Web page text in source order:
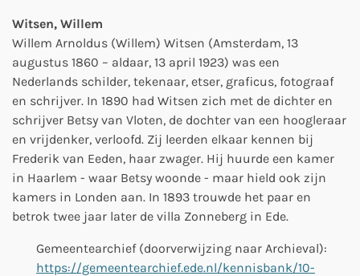
Witsen, Willem
Willem Arnoldus (Willem) Witsen (Amsterdam, 13
augustus 1860 – aldaar, 13 april 1923) was een
Nederlands schilder, tekenaar, etser, graficus, fotograaf
en schrijver. In 1890 had Witsen zich met de dichter en
schrijver Betsy van Vloten, de dochter van een hoogleraar
en vrijdenker, verloofd. Zij leerden elkaar kennen bij
Frederik van Eeden, haar zwager. Hij huurde een kamer
in Haarlem - waar Betsy woonde - maar hield ook zijn
kamers in Londen aan. In 1893 trouwde het paar en
betrok twee jaar later de villa Zonneberg in Ede.
Gemeentearchief (doorverwijzing naar Archieval):
https://gemeentearchief.ede.nl/kennisbank/10-